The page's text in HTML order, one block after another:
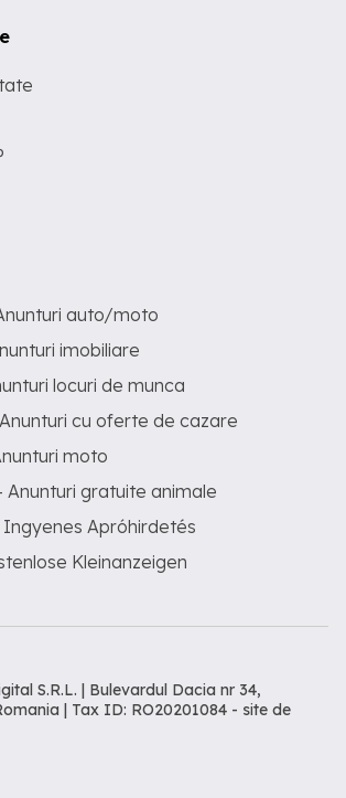
auto/moto
imobiliare
locuri de munca
cu oferte de cazare
moto
Anunturi gratuite animale
Ingyenes Apróhirdetés
Kleinanzeigen
S.R.L. | Bulevardul Dacia nr 34,
| Tax ID: RO20201084 - site de